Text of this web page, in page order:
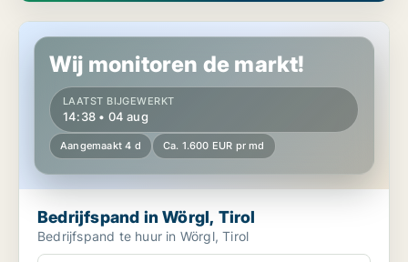
Bedrijfspand in Wörgl, Tirol
Wij monitoren de markt!
LAATST BIJGEWERKT
14:38 • 04 aug
Aangemaakt 4 d Ca. 1.600 EUR pr md
Bedrijfspand in Wörgl, Tirol
Bedrijfspand te huur in Wörgl, Tirol